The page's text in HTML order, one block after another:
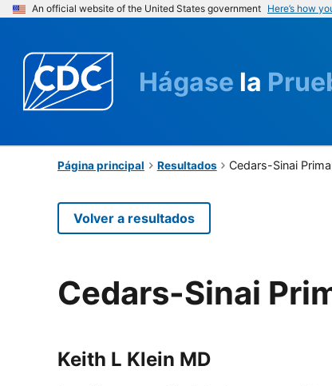
An official website of the United States government Here’s how
Hágase la
Página principal Resultados Cedars-Sinai
Volver a resultados
Cedars-Sinai
Keith L Klein MD